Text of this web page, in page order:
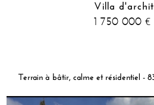
Villa
1 750 000 €
Terrain à bâtir, calme et résidentiel -